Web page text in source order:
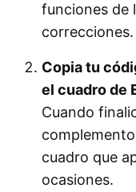
funciones de
correcciones.
Copia tu
el cuadro de
Cuando
cuadro que
ocasiones.